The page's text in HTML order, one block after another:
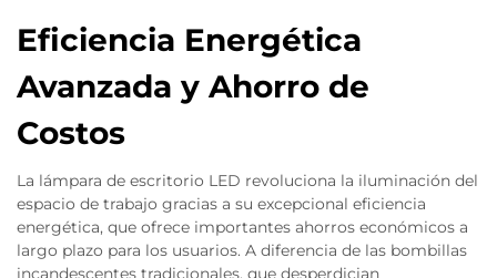
Eficiencia Energética
Avanzada y Ahorro de
Costos
La lámpara de escritorio LED revoluciona la iluminación del
espacio de trabajo gracias a su excepcional eficiencia
energética, que ofrece importantes ahorros económicos a
largo plazo para los usuarios. A diferencia de las bombillas
incandescentes tradicionales, que desperdician